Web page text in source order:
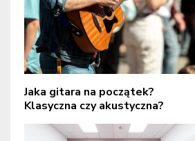
Jaka gitara na początek?
Klasyczna czy akustyczna?